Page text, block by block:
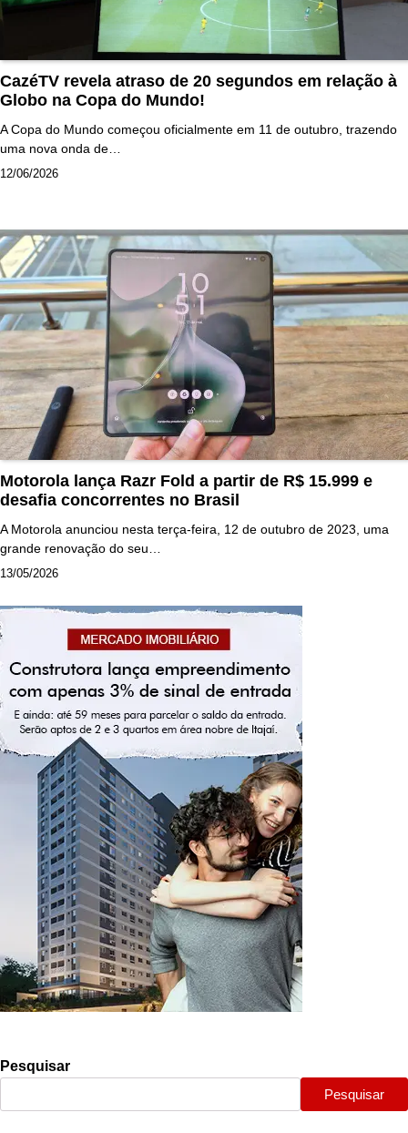
CazéTV revela atraso de 20 segundos em relação à
Globo na Copa do Mundo!
A Copa do Mundo começou oficialmente em 11 de outubro, trazendo
uma nova onda de…
12/06/2026
Motorola lança Razr Fold a partir de R$ 15.999 e
desafia concorrentes no Brasil
A Motorola anunciou nesta terça-feira, 12 de outubro de 2023, uma
grande renovação do seu…
13/05/2026
Pesquisar
Pesquisar